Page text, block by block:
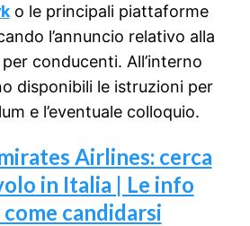
o le principali piattaforme
l’annuncio relativo alla
conducenti. All’interno
disponibili le istruzioni per
e l’eventuale colloquio.
Airlines: cerca
in Italia | Le info
candidarsi